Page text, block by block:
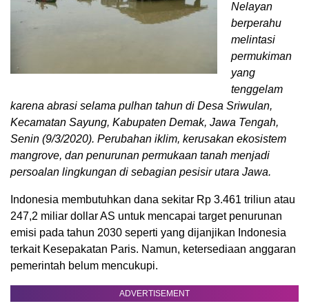
Nelayan
berperahu
melintasi
permukiman
yang
tenggelam
karena abrasi selama pulhan tahun di Desa Sriwulan,
Kecamatan Sayung, Kabupaten Demak, Jawa Tengah,
Senin (9/3/2020). Perubahan iklim, kerusakan ekosistem
mangrove, dan penurunan permukaan tanah menjadi
persoalan lingkungan di sebagian pesisir utara Jawa.
Indonesia membutuhkan dana sekitar Rp 3.461 triliun atau
247,2 miliar dollar AS untuk mencapai target penurunan
emisi pada tahun 2030 seperti yang dijanjikan Indonesia
terkait Kesepakatan Paris. Namun, ketersediaan anggaran
pemerintah belum mencukupi.
ADVERTISEMENT